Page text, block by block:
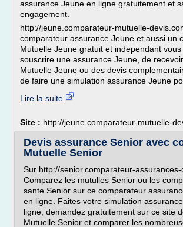
assurance Jeune en ligne gratuitement et
engagement.
http://jeune.comparateur-mutuelle-
comparateur assurance Jeune et aussi un
Mutuelle Jeune gratuit et independant
souscrire une assurance Jeune, de
Mutuelle Jeune ou des devis
de faire une simulation assurance Jeune
Lire la suite
Site : http://jeune.comparateur-mutuelle-
Devis assurance Senior avec
Mutuelle Senior
Sur http://senior.comparateur-
Comparez les mutulles Senior ou les
sante Senior sur ce comparateur
en ligne. Faites votre simulation
ligne, demandez gratuitement sur ce site
Mutuelle Senior et comparer les